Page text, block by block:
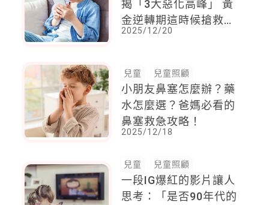
揭「3大惡化高峰」 黃
金逆轉期這時候搶救最
有效
2025/12/20
兒童 兒童照顧
小朋友鼻塞怎麼辦？藥
水怎麼選？爸媽必看的
鼻塞救急攻略！
2025/12/18
兒童 兒童照顧
一段IG爆紅的影片讓人
思考：「是否90年代的